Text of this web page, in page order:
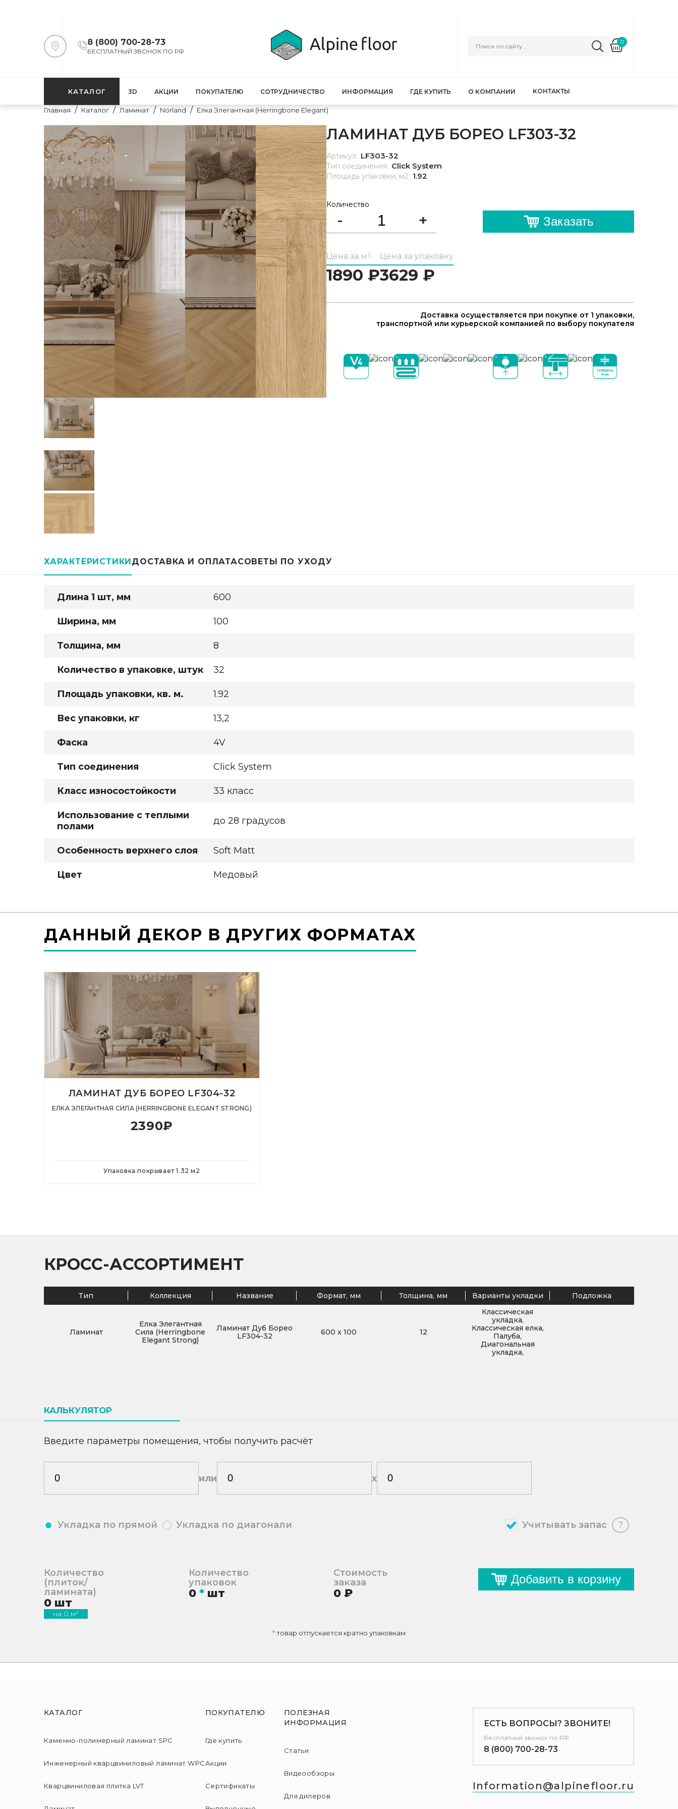
8 (800) 700-28-73
БЕСПЛАТНЫЙ ЗВОНОК ПО РФ
0
КАТАЛОГ 3D АКЦИИ ПОКУПАТЕЛЮ СОТРУДНИЧЕСТВО ИНФОРМАЦИЯ ГДЕ КУПИТЬ О КОМПАНИИ КОНТАКТЫ
Главная Каталог Ламинат Norland Елка Элегантная (Herringbone Elegant)
ЛАМИНАТ ДУБ БОРЕО LF303-32
Артикул: LF303-32
Тип соединения: Click System
Площадь упаковки, м2: 1.92
Количество
- + Заказать
Цена за м²
1890 ₽
Цена за упаковку
3629 ₽
Доставка осуществляется при покупке от 1 упаковки,
транспортной или курьерской компанией по выбору покупателя
ХАРАКТЕРИСТИКИДОСТАВКА И ОПЛАТАСОВЕТЫ ПО УХОДУ
Длина 1 шт, мм 600
Ширина, мм 100
Толщина, мм 8
Количество в упаковке, штук 32
Площадь упаковки, кв. м. 1.92
Вес упаковки, кг 13,2
Фаска 4V
Тип соединения Click System
Класс износостойкости 33 класс
Использование с теплыми
полами
до 28 градусов
Особенность верхнего слоя Soft Matt
Цвет Медовый
ДАННЫЙ ДЕКОР В ДРУГИХ ФОРМАТАХ
ЛАМИНАТ ДУБ БОРЕО LF304-32
ЕЛКА ЭЛЕГАНТНАЯ СИЛА (HERRINGBONE ELEGANT STRONG)
2390₽
Упаковка покрывает1.32 м 2
КРОСС-АССОРТИМЕНТ
Тип Коллекция Название Формат, мм Толщина, мм Варианты укладки Подложка
Ламинат
Елка Элегантная
Сила (Herringbone
Elegant Strong)
Ламинат Дуб Борео
LF304-32
600 x100 12
Классическая
укладка,
Классическая елка,
Палуба,
Диагональная
укладка,
КАЛЬКУЛЯТОР
Введите параметры помещения, чтобы получить расчёт
или х
Укладка по прямой Укладка по диагонали Учитывать запас ?
Количество
(плиток/
ламината)
0 шт
на 0 м²
Количество
упаковок
0 * шт
Стоимость
заказа
0 ₽
Добавить в корзину
*товар отпускается кратно упаковкам
КАТАЛОГ
Каменно-полимерный ламинат SPC
Инженерный кварцвиниловый ламинат WPC
Кварцвиниловая плитка LVT
ПОКУПАТЕЛЮ
Где купить
Акции
Сертификаты
ПОЛЕЗНАЯ
ИНФОРМАЦИЯ
Статьи
Видеообзоры
Для дилеров
ЕСТЬ ВОПРОСЫ? ЗВОНИТЕ!
Бесплатный звонок по РФ
8 (800) 700-28-73
Information@alpinefloor.ru